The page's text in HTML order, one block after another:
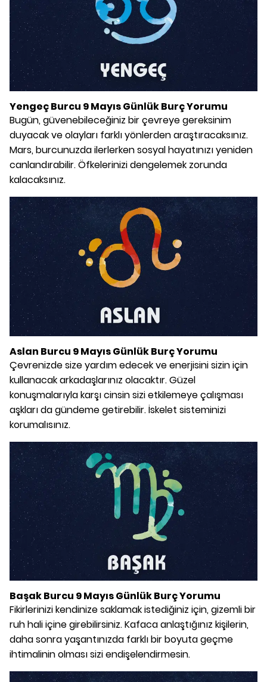
Yengeç Burcu 9 Mayıs Günlük Burç Yorumu
Bugün, güvenebileceğiniz bir çevreye gereksinim
duyacak ve olayları farklı yönlerden araştıracaksınız.
Mars, burcunuzda ilerlerken sosyal hayatınızı yeniden
canlandırabilir. Öfkelerinizi dengelemek zorunda
kalacaksınız.
Aslan Burcu 9 Mayıs Günlük Burç Yorumu
Çevrenizde size yardım edecek ve enerjisini sizin için
kullanacak arkadaşlarınız olacaktır. Güzel
konuşmalarıyla karşı cinsin sizi etkilemeye çalışması
aşkları da gündeme getirebilir. İskelet sisteminizi
korumalısınız.
Başak Burcu 9 Mayıs Günlük Burç Yorumu
Fikirlerinizi kendinize saklamak istediğiniz için, gizemli bir
ruh hali içine girebilirsiniz. Kafaca anlaştığınız kişilerin,
daha sonra yaşantınızda farklı bir boyuta geçme
ihtimalinin olması sizi endişelendirmesin.